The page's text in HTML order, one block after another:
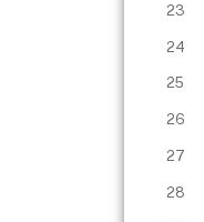
23
24
25
26
27
28